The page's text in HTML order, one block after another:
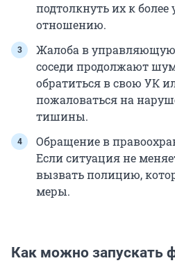
подтолкнуть их к
отношению.
Жалоба в
соседи продолжают
обратиться в свою УК
пожаловаться на
тишины.
Обращение в
Если ситуация не
вызвать полицию,
меры.
Как можно запускать